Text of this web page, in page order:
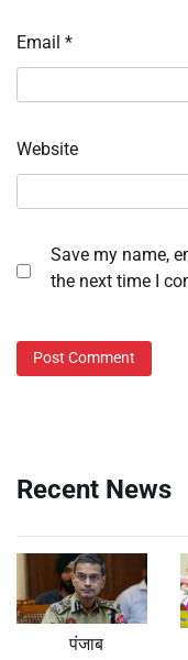
Email *
Website
Save my name,
the next time I
Recent News
पंजाब